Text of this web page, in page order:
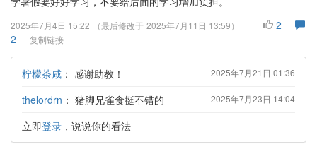
2025年7月4日 15:22 （最后修改于 2025年7月11日 13:59）
2
2
复制链接
柠檬茶咸 ： 感谢助教！ 2025年7月21日 01:36
thelordrn ： 猪脚兄雀食挺不错的 2025年7月23日 14:04
立即登录 ，说说你的看法